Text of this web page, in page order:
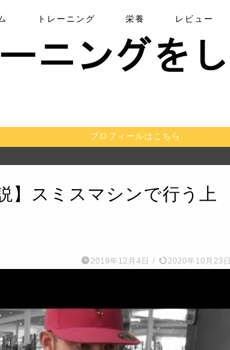
トレーニング 栄養 レビュー
プロフィールはこちら
】スミスマシンで行う上
2019年12月4日 / 2020年10月23日